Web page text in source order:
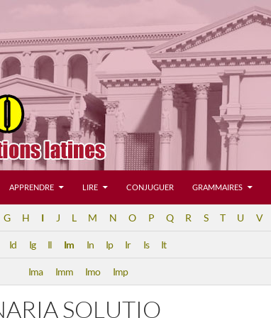
APPRENDRE LIRE CONJUGUER GRAMMAIRES
G H I J L M N O P Q R S T U V
Id Ig Il Im In Ip Ir Is It
Ima Imm Imo Imp
SOLUTIO